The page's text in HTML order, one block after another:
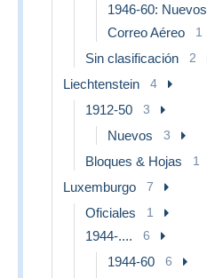
1946-60: Nuevos
Correo Aéreo 1
Sin clasificación 2
Liechtenstein 4
1912-50 3
Nuevos 3
Bloques & Hojas 1
Luxemburgo 7
Oficiales 1
1944-.... 6
1944-60 6